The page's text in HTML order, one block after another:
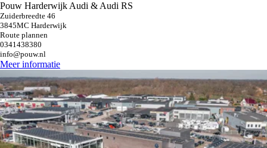
Pouw Harderwijk Audi & Audi RS
Zuiderbreedte 46
3845MC Harderwijk
Route plannen
0341438380
info@pouw.nl
Meer informatie